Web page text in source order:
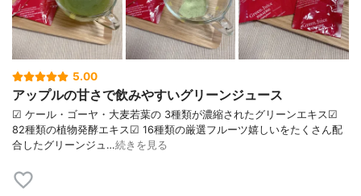
5.00
アップルの甘さで飲みやすいグリーンジュース
☑︎ ケール・ゴーヤ・大麦若葉の 3種類が濃縮されたグリーンエキス☑︎
82種類の植物発酵エキス☑︎ 16種類の厳選フルーツ嬉しいをたくさん配
合したグリーンジュ…続きを見る